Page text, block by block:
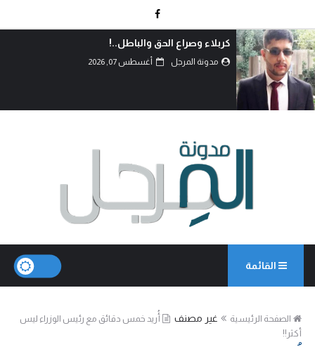
دماءُ أبنائنا ليست رخيصة..!
مدونة المرجل أغسطس 07, 2026
القائمة
الصفحة الرئيسية غير مصنف
أُريد خمس دقائق مع رئيس الوزراء ليس
أكثر!!